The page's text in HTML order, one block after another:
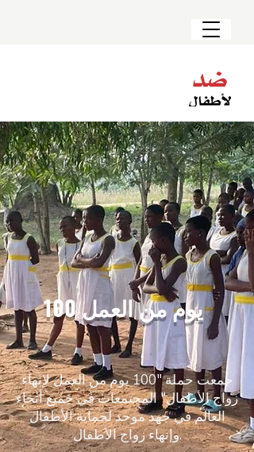
100 يوم من العمل
جمعت حملة "100 يوم من العمل لإنهاء
زواج الأطفال" المجتمعات في جميع أنحاء
العالم في جهد موحد لحماية الأطفال
وإنهاء زواج الأطفال.